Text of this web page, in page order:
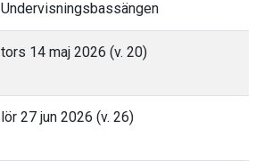
Undervisningsbassängen
tors 14 maj 2026 (v. 20)
lör 27 jun 2026 (v. 26)